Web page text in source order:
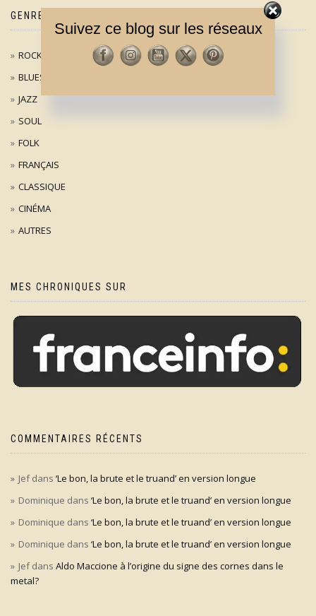
GENRES MUSICAUX
ROCK / POP
BLUES
JAZZ
SOUL
FOLK
FRANÇAIS
CLASSIQUE
CINÉMA
AUTRES
MES CHRONIQUES SUR
COMMENTAIRES RÉCENTS
Jefdans ‘Le bon, la brute et le truand’ en version longue
Dominique dans ‘Le bon, la brute et le truand’ en version longue
Dominique dans ‘Le bon, la brute et le truand’ en version longue
Dominique dans ‘Le bon, la brute et le truand’ en version longue
Jefdans Aldo Maccione à l’origine du signe des cornes dans le
metal?
Suivez ce blog sur les réseaux